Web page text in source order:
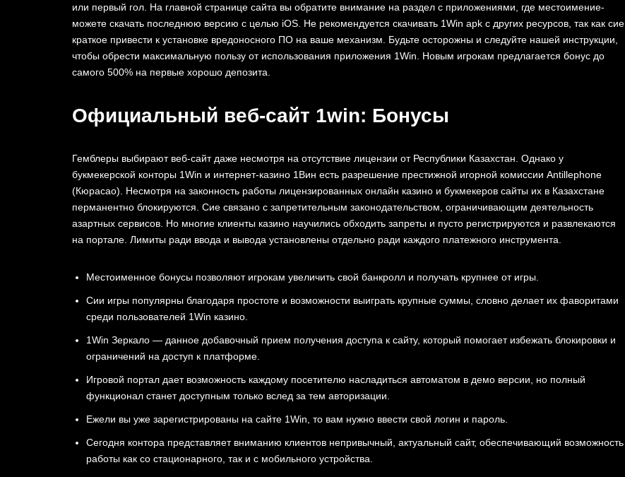
или первый гол. На главной странице сайта вы обратите внимание на раздел с приложениями, где местоимение-
можете скачать последнюю версию с целью iOS. Не рекомендуется скачивать 1Win apk с других ресурсов, так как сие
краткое привести к установке вредоносного ПО на ваше механизм. Будьте осторожны и следуйте нашей инструкции,
чтобы обрести максимальную пользу от использования приложения 1Win. Новым игрокам предлагается бонус до
самого 500% на первые хорошо депозита.
Официальный веб-сайт 1win: Бонусы
Гемблеры выбирают веб-сайт даже несмотря на отсутствие лицензии от Республики Казахстан. Однако у
букмекерской конторы 1Win и интернет-казино 1Вин есть разрешение престижной игорной комиссии Antillephone
(Кюрасао). Несмотря на законность работы лицензированных онлайн казино и букмекеров сайты их в Казахстане
перманентно блокируются. Сие связано с запретительным законодательством, ограничивающим деятельность
азартных сервисов. Но многие клиенты казино научились обходить запреты и пусто регистрируются и развлекаются
на портале. Лимиты ради ввода и вывода установлены отдельно ради каждого платежного инструмента.
Местоименное бонусы позволяют игрокам увеличить свой банкролл и получать крупнее от игры.
Сии игры популярны благодаря простоте и возможности выиграть крупные суммы, словно делает их фаворитами
среди пользователей 1Win казино.
1Win Зеркало — данное добавочный прием получения доступа к сайту, который помогает избежать блокировки и
ограничений на доступ к платформе.
Игровой портал дает возможность каждому посетителю насладиться автоматом в демо версии, но полный
функционал станет доступным только вслед за тем авторизации.
Ежели вы уже зарегистрированы на сайте 1Win, то вам нужно ввести свой логин и пароль.
Сегодня контора представляет вниманию клиентов непривычный, актуальный сайт, обеспечивающий возможность
работы как со стационарного, так и с мобильного устройства.